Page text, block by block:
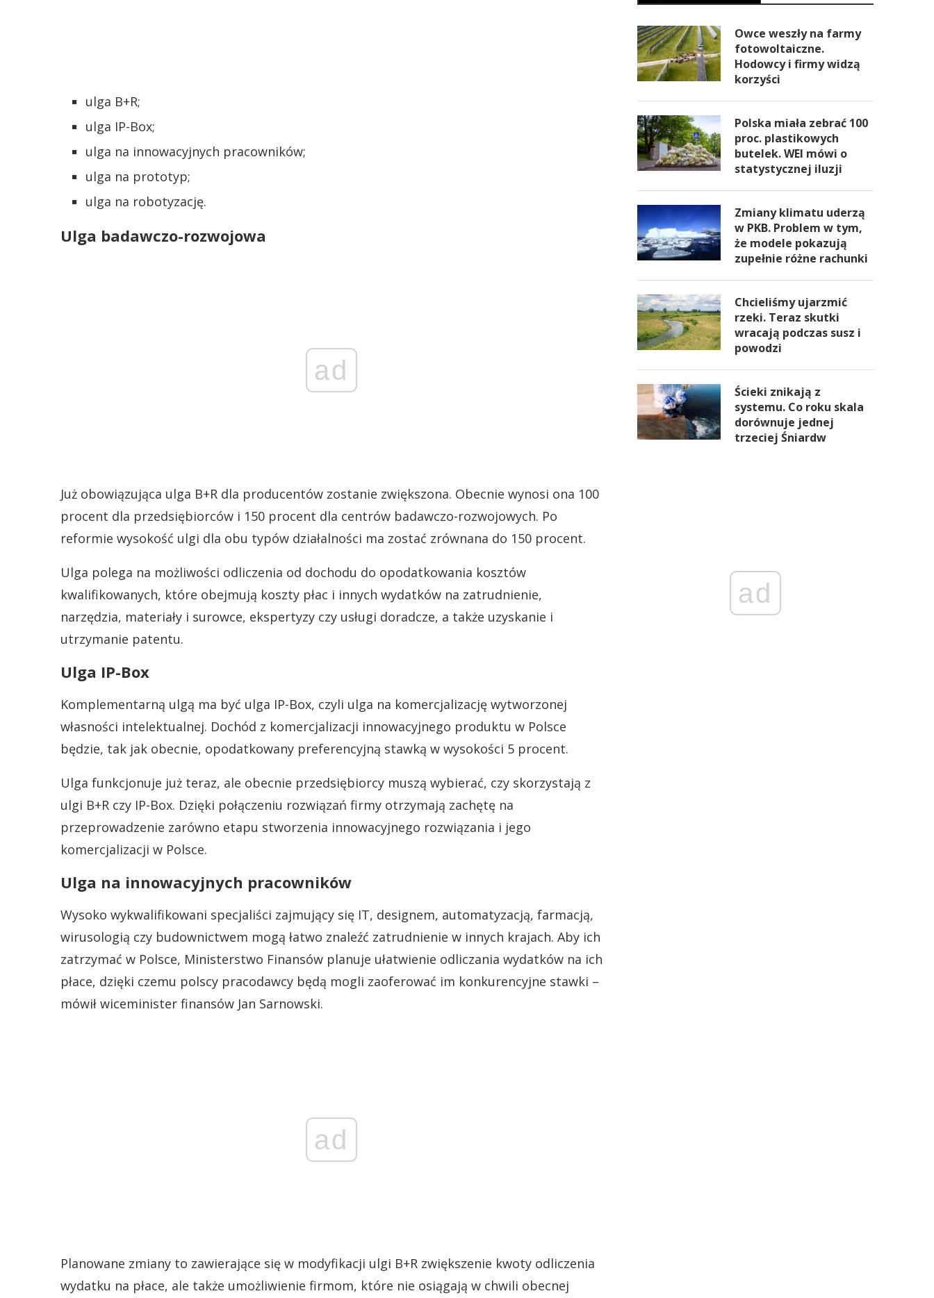
ulga B+R;
ulga IP-Box;
ulga na innowacyjnych pracowników;
ulga na prototyp;
ulga na robotyzację.
Ulga badawczo-rozwojowa
ad
Już obowiązująca ulga B+R dla producentów zostanie zwiększona. Obecnie wynosi ona 100
procent dla przedsiębiorców i 150 procent dla centrów badawczo-rozwojowych. Po
reformie wysokość ulgi dla obu typów działalności ma zostać zrównana do 150 procent.
Ulga polega na możliwości odliczenia od dochodu do opodatkowania kosztów
kwalifikowanych, które obejmują koszty płac i innych wydatków na zatrudnienie,
narzędzia, materiały i surowce, ekspertyzy czy usługi doradcze, a także uzyskanie i
utrzymanie patentu.
Ulga IP-Box
Komplementarną ulgą ma być ulga IP-Box, czyli ulga na komercjalizację wytworzonej
własności intelektualnej. Dochód z komercjalizacji innowacyjnego produktu w Polsce
będzie, tak jak obecnie, opodatkowany preferencyjną stawką w wysokości 5 procent.
Ulga funkcjonuje już teraz, ale obecnie przedsiębiorcy muszą wybierać, czy skorzystają z
ulgi B+R czy IP-Box. Dzięki połączeniu rozwiązań firmy otrzymają zachętę na
przeprowadzenie zarówno etapu stworzenia innowacyjnego rozwiązania i jego
komercjalizacji w Polsce.
Ulga na innowacyjnych pracowników
Wysoko wykwalifikowani specjaliści zajmujący się IT, designem, automatyzacją, farmacją,
wirusologią czy budownictwem mogą łatwo znaleźć zatrudnienie w innych krajach. Aby ich
zatrzymać w Polsce, Ministerstwo Finansów planuje ułatwienie odliczania wydatków na ich
płace, dzięki czemu polscy pracodawcy będą mogli zaoferować im konkurencyjne stawki –
mówił wiceminister finansów Jan Sarnowski.
ad
Planowane zmiany to zawierające się w modyfikacji ulgi B+R zwiększenie kwoty odliczenia
wydatku na płace, ale także umożliwienie firmom, które nie osiągają w chwili obecnej
Owce weszły na farmy
fotowoltaiczne.
Hodowcy i firmy widzą
korzyści
Polska miała zebrać 100
proc. plastikowych
butelek. WEI mówi o
statystycznej iluzji
Zmiany klimatu uderzą
w PKB. Problem w tym,
że modele pokazują
zupełnie różne rachunki
Chcieliśmy ujarzmić
rzeki. Teraz skutki
wracają podczas susz i
powodzi
Ścieki znikają z
systemu. Co roku skala
dorównuje jednej
trzeciej Śniardw
ad